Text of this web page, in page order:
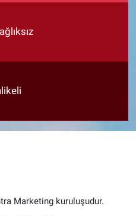
Marketing kuruluşudur.